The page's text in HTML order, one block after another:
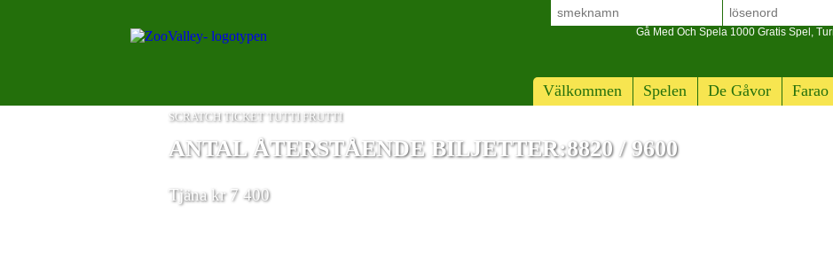
Välkommen Spelen De Gåvor Farao
Gå Med Och Spela 1000 Gratis Spel,
SCRATCH TICKET TUTTI FRUTTI
ANTAL ÅTERSTÅENDE BILJETTER:8820 / 9600
Tjäna kr 7 400
Gaming Rg35Xx Laptop 5470+ klassiker